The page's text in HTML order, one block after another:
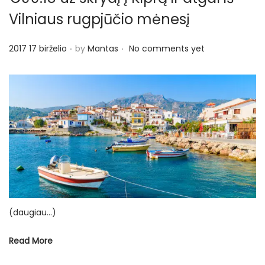
Vilniaus rugpjūčio mėnesį
P
e
d
o
n
2017 17 birželio . by Mantas . No comments yet
(daugiau…)
Read More